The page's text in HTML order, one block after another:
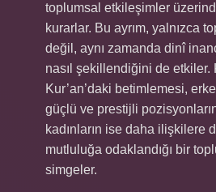
toplumsal etkileşimler
kurarlar. Bu ayrım, yalnızca
değil, aynı zamanda dinî
nasıl şekillendiğini de etkiler.
Kur’an’daki betimlemesi,
güçlü ve prestijli
kadınların ise daha ilişkilere
mutluluğa odaklandığı bir
simgeler.